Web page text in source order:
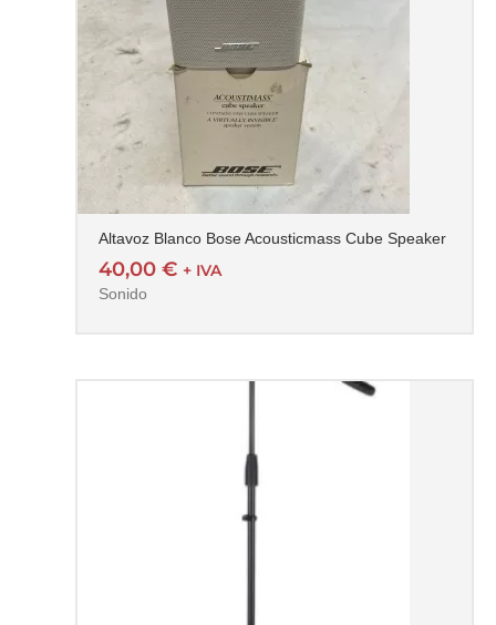
Altavoz Blanco Bose Acousticmass Cube Speaker
40,00€ + IVA
Sonido